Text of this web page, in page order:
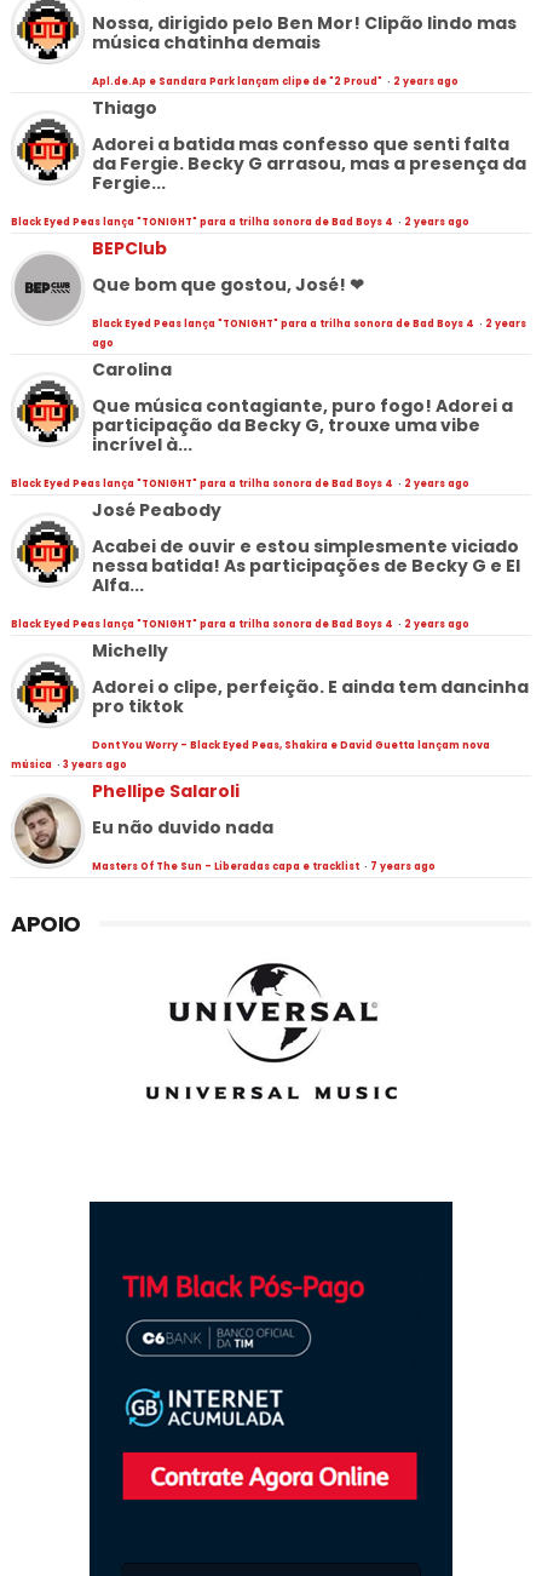
Nossa, dirigido pelo Ben Mor! Clipão lindo mas
música chatinha demais
Apl.de.Ap e Sandara Park lançam clipe de "2 Proud" · 2 years ago
Thiago
Adorei a batida mas confesso que senti falta
da Fergie. Becky G arrasou, mas a presença da
Fergie...
Black Eyed Peas lança "TONIGHT" para a trilha sonora de Bad Boys 4 · 2 years ago
BEPClub
Que bom que gostou, José! ❤
Black Eyed Peas lança "TONIGHT" para a trilha sonora de Bad Boys 4 · 2 years
ago
Carolina
Que música contagiante, puro fogo! Adorei a
participação da Becky G, trouxe uma vibe
incrível à...
Black Eyed Peas lança "TONIGHT" para a trilha sonora de Bad Boys 4 · 2 years ago
José Peabody
Acabei de ouvir e estou simplesmente viciado
nessa batida! As participações de Becky G e El
Alfa...
Black Eyed Peas lança "TONIGHT" para a trilha sonora de Bad Boys 4 · 2 years ago
Michelly
Adorei o clipe, perfeição. E ainda tem dancinha
pro tiktok
Dont You Worry - Black Eyed Peas, Shakira e David Guetta lançam nova
música · 3 years ago
Phellipe Salaroli
Eu não duvido nada
Masters Of The Sun - Liberadas capa e tracklist · 7 years ago
APOIO